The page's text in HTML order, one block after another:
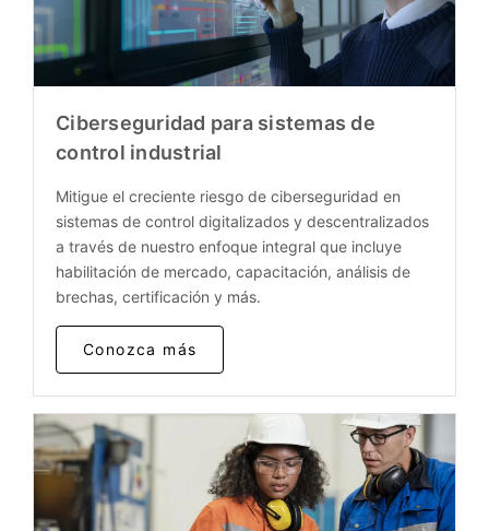
Ciberseguridad para sistemas de
control industrial
Mitigue el creciente riesgo de ciberseguridad en
sistemas de control digitalizados y descentralizados
a través de nuestro enfoque integral que incluye
habilitación de mercado, capacitación, análisis de
brechas, certificación y más.
Conozca más